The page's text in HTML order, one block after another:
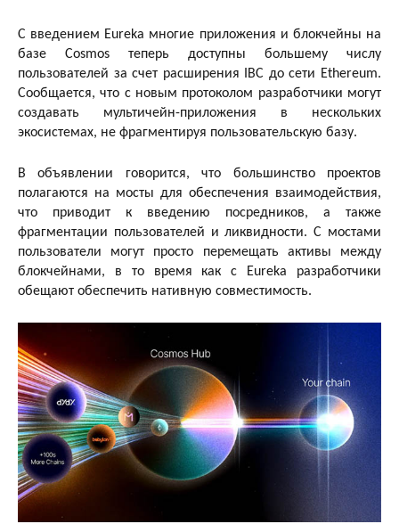
С введением Eureka многие приложения и блокчейны на
базе Cosmos теперь доступны большему числу
пользователей за счет расширения IBC до сети Ethereum.
Сообщается, что с новым протоколом разработчики могут
создавать мультичейн-приложения в нескольких
экосистемах, не фрагментируя пользовательскую базу.
В объявлении говорится, что большинство проектов
полагаются на мосты для обеспечения взаимодействия,
что приводит к введению посредников, а также
фрагментации пользователей и ликвидности. С мостами
пользователи могут просто перемещать активы между
блокчейнами, в то время как с Eureka разработчики
обещают обеспечить нативную совместимость.